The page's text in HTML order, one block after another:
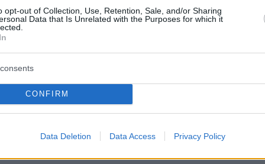
opt-out of Collection, Use, Retention, Sale, and/or Sharing
Data that Is Unrelated with the Purposes for which it
CONFIRM
Data Deletion Data Access Privacy Policy
with police in Belfast as unrest continues amid
the attempted beheading of a man.
pic.twitter.com/8llGevAHxQ
(@Breaking911)June 10, 2026